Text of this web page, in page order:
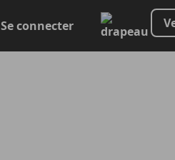
Se connecter